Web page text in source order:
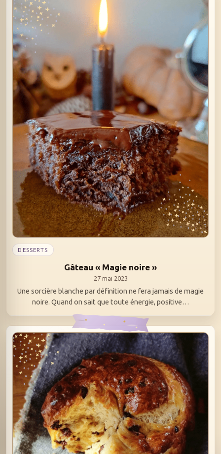
DESSERTS
Gâteau « Magie noire »
27 mai 2023
Une sorcière blanche par définition ne fera jamais de magie
noire. Quand on sait que toute énergie, positive…